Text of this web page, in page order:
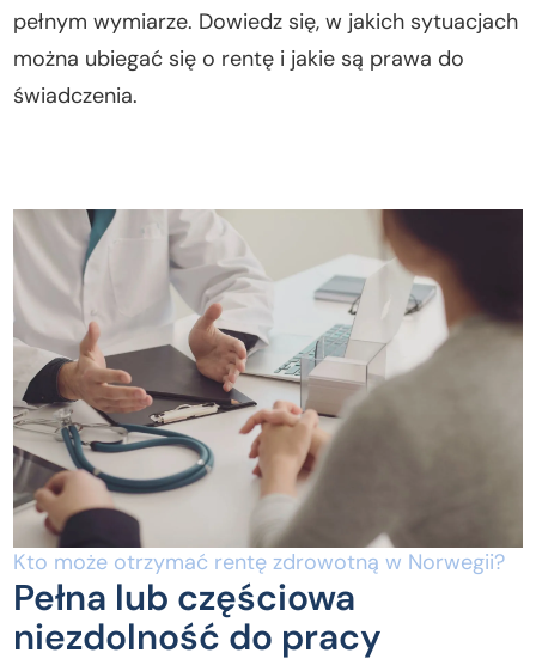
pełnym wymiarze. Dowiedz się, w jakich sytuacjach
można ubiegać się o rentę i jakie są prawa do
świadczenia.
Kto może otrzymać rentę zdrowotną w Norwegii?
Pełna lub częściowa
niezdolność do pracy